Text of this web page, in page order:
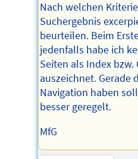
Nach welchen
Suchergebnis
beurteilen. Beim
jedenfalls habe ich
Seiten als Index
auszeichnet. Gerade
Navigation haben
besser geregelt.
MfG